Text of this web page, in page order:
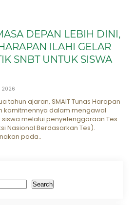
DEPAN LEBIH DINI,
ILAHI GELAR
SNBT UNTUK SISWA
2026
tahun ajaran, SMAIT Tunas Harapan
komitmennya dalam mengawal
melalui penyelenggaraan Tes
Nasional Berdasarkan Tes).
pada..
Search